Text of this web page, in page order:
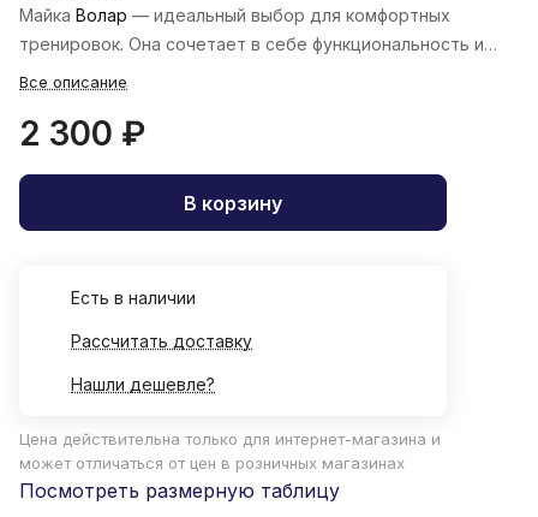
Майка Волар — идеальный выбор для комфортных
тренировок. Она сочетает в себе функциональность и
стиль.
Все описание
2 300 ₽
В корзину
Есть в наличии
Рассчитать доставку
Нашли дешевле?
Цена действительна только для интернет-магазина и
может отличаться от цен в розничных магазинах
Посмотреть размерную таблицу